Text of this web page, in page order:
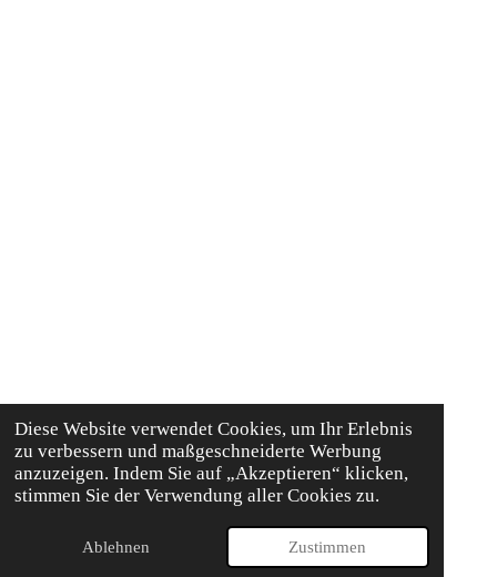
Diese Website verwendet Cookies, um Ihr Erlebnis
zu verbessern und maßgeschneiderte Werbung
anzuzeigen. Indem Sie auf „Akzeptieren“ klicken,
stimmen Sie der Verwendung aller Cookies zu.
Ablehnen Zustimmen